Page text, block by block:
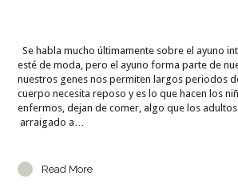
Se habla mucho últimamente sobre el ayuno
esté de moda, pero el ayuno forma parte de
nuestros genes nos permiten largos periodos
cuerpo necesita reposo y es lo que hacen los
enfermos, dejan de comer, algo que los
arraigado a…
Read More